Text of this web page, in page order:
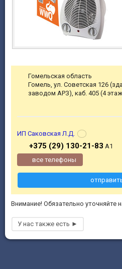
Внимание! Обязательно уточняйте
Гомельская область
Гомель, ул. Советская 126
заводом АРЗ), каб. 405 (4
ИП Саковская Л.Д.
+375 (29) 130-21-83 А1
все телефоны